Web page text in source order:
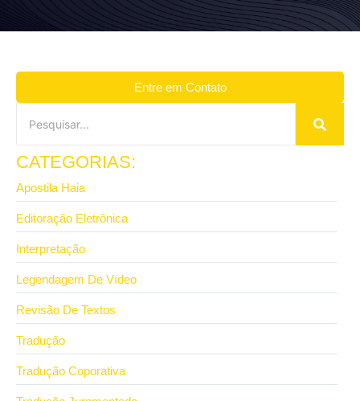
Entre em Contato
CATEGORIAS:
Apostila Haia
Editoração Eletrônica
Interpretação
Legendagem De Vídeo
Revisão De Textos
Tradução
Tradução Coporativa